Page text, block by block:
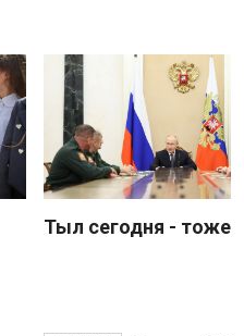
Тыл сегодня - тоже